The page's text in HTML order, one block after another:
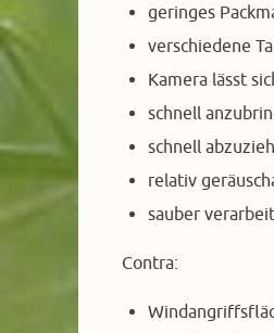
geringes
verschiedene
Kamera lässt
schnell
schnell
relativ
sauber
Contra: